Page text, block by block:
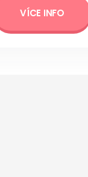
VÍCE INFO